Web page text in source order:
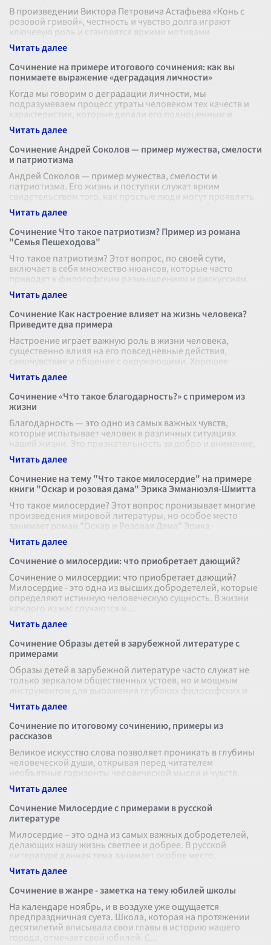
В произведении Виктора Петровича Астафьева «Конь с
розовой гривой», честность и чувство долга играют
ключевую роль и становятся яркими мотивами
повествования. Через призму этой кор
Сочинение на примере итогового сочинения: как вы
понимаете выражение «деградация личности»
Когда мы говорим о деградации личности, мы
подразумеваем процесс утраты человеком тех качеств и
характеристик, которые делали его полноценным и
функциональным членом общества. Это
Сочинение Андрей Соколов — пример мужества, смелости
и патриотизма
Андрей Соколов — пример мужества, смелости и
патриотизма. Его жизнь и поступки служат ярким
свидетельством того, как простые люди могут проявлять
величайшие качества в самые трудны
Сочинение Что такое патриотизм? Пример из романа
"Семья Пешеходова"
Что такое патриотизм? Этот вопрос, по своей сути,
включает в себя множество нюансов, которые часто
приводят к философским размышлениям и дискуссиям.
Для лучшего понимания термина,
Сочинение Как настроение влияет на жизнь человека?
Приведите два примера
Настроение играет важную роль в жизни человека,
существенно влияя на его повседневные действия,
самочувствие и общение с окружающими. Хорошее
настроение может наполнить день энерги
Сочинение «Что такое благодарность?» с примером из
жизни
Благодарность — это одно из самых важных чувств,
которые испытывает человек в различных ситуациях
нашей жизни. Это признательность за добро и внимание,
которые нам оказывают другие
Сочинение на тему "Что такое милосердие" на примере
книги "Оскар и розовая дама" Эрика Эмманюэля-Шмитта
Что такое милосердие? Этот вопрос пронизывает многие
произведения мировой литературы, но особое место
занимает роман "Оскар и Розовая Дама" Эрика-
Эмманюэля Шмитта, где милосердие о
Сочинение о милосердии: что приобретает дающий?
Сочинение о милосердии: что приобретает дающий?
Милосердие - это одна из высших добродетелей, которые
определяют истинную человеческую сущность. В жизни
каждого из нас случаются м
Сочинение Образы детей в зарубежной литературе с
примерами
Образы детей в зарубежной литературе часто служат не
только зеркалом общественных устоев, но и мощным
инструментом для выражения глубоких философских и
психологических идей. Эти об
Сочинение по итоговому сочинению, примеры из
рассказов
Великое искусство слова позволяет проникать в глубины
человеческой души, открывая перед читателем
необъятные горизонты человеческой мысли и чувств.
Неудивительно, что итоговое сочи
Сочинение Милосердие с примерами в русской
литературе
Милосердие – это одна из самых важных добродетелей,
делающих нашу жизнь светлее и добрее. В русской
литературе данная тема занимает особое место,
олицетворяя стремление к сострадан
Сочинение в жанре - заметка на тему юбилей школы
На календаре ноябрь, и в воздухе уже ощущается
предпраздничная суета. Школа, которая на протяжении
десятилетий вписывала свои главы в историю нашего
города, отмечает свой юбилей. С